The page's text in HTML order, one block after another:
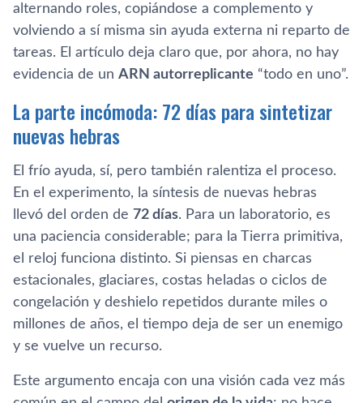
alternando roles, copiándose a complemento y
volviendo a sí misma sin ayuda externa ni reparto de
tareas. El artículo deja claro que, por ahora, no hay
evidencia de un ARN autorreplicante “todo en uno”.
La parte incómoda: 72 días para sintetizar
nuevas hebras
El frío ayuda, sí, pero también ralentiza el proceso.
En el experimento, la síntesis de nuevas hebras
llevó del orden de 72 días. Para un laboratorio, es
una paciencia considerable; para la Tierra primitiva,
el reloj funciona distinto. Si piensas en charcas
estacionales, glaciares, costas heladas o ciclos de
congelación y deshielo repetidos durante miles o
millones de años, el tiempo deja de ser un enemigo
y se vuelve un recurso.
Este argumento encaja con una visión cada vez más